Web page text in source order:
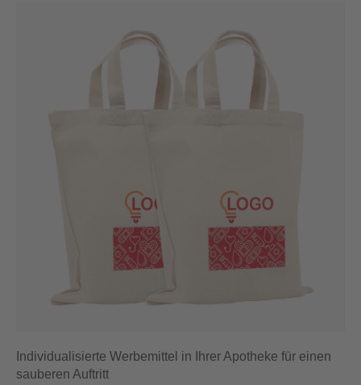
Individualisierte Werbemittel in Ihrer Apotheke für einen
sauberen Auftritt